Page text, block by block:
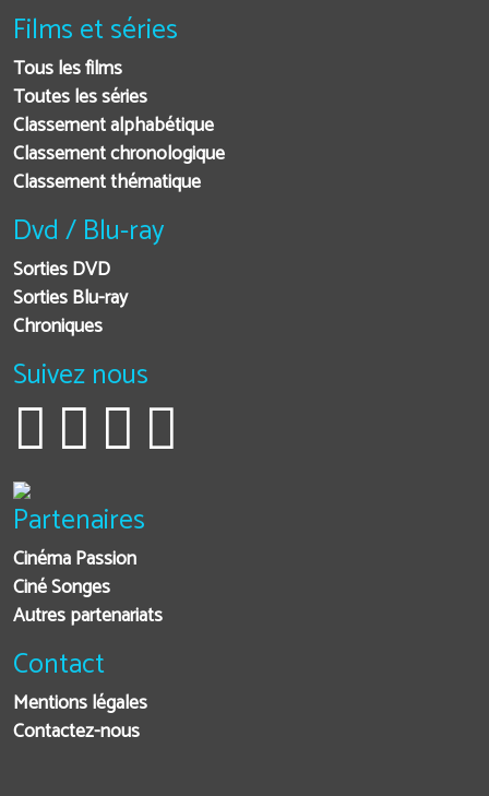
Films et séries
Tous les films
Toutes les séries
Classement alphabétique
Classement chronologique
Classement thématique
Dvd / Blu-ray
Sorties DVD
Sorties Blu-ray
Chroniques
Suivez nous
Partenaires
Cinéma Passion
Ciné Songes
Autres partenariats
Contact
Mentions légales
Contactez-nous